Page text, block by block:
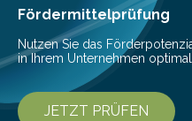
bis 16:00 Uhr, ein virtuelles
Forschungsprogramm
Fördermittelprüfung
Nutzen Sie das
in Ihrem Unternehmen optimal
JETZT PRÜFEN